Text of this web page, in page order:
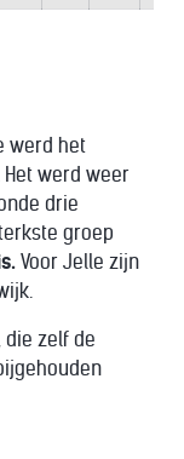
werd het
werd weer
drie
groep
Voor Jelle zijn
die zelf de